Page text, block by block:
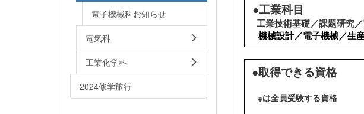
●工業科目
工業技術基礎／課題研究
機械設計／電子機械／生
●取得できる資格
※は全員受験する資格
電子機械科お知らせ
電気科
工業化学科
2024修学旅行